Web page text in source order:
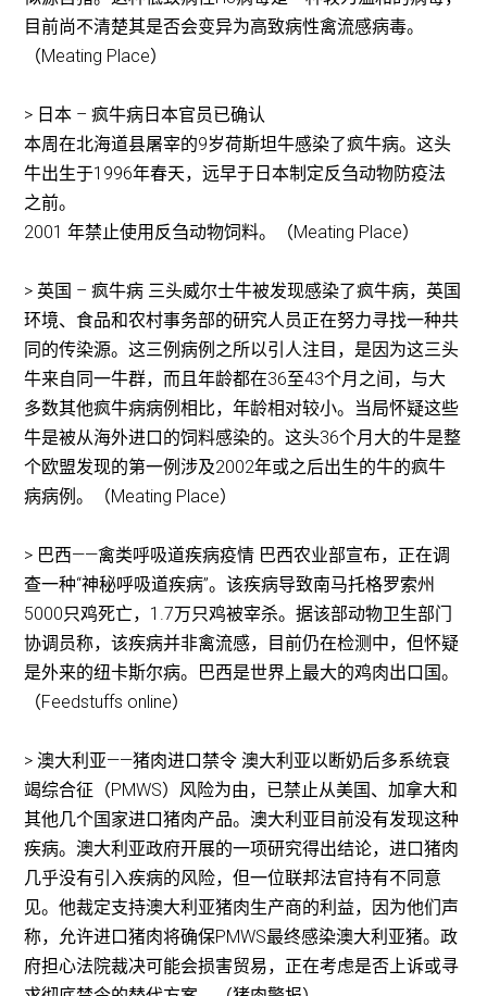
目前尚不清楚其是否会变异为高致病性禽流感病毒。
（Meating Place）
> 日本 – 疯牛病日本官员已确认
本周在北海道县屠宰的9岁荷斯坦牛感染了疯牛病。这头
牛出生于1996年春天，远早于日本制定反刍动物防疫法
之前。
2001 年禁止使用反刍动物饲料。（Meating Place）
> 英国 – 疯牛病 三头威尔士牛被发现感染了疯牛病，英国
环境、食品和农村事务部的研究人员正在努力寻找一种共
同的传染源。这三例病例之所以引人注目，是因为这三头
牛来自同一牛群，而且年龄都在36至43个月之间，与大
多数其他疯牛病病例相比，年龄相对较小。当局怀疑这些
牛是被从海外进口的饲料感染的。这头36个月大的牛是整
个欧盟发现的第一例涉及2002年或之后出生的牛的疯牛
病病例。（Meating Place）
> 巴西——禽类呼吸道疾病疫情 巴西农业部宣布，正在调
查一种“神秘呼吸道疾病”。该疾病导致南马托格罗索州
5000只鸡死亡，1.7万只鸡被宰杀。据该部动物卫生部门
协调员称，该疾病并非禽流感，目前仍在检测中，但怀疑
是外来的纽卡斯尔病。巴西是世界上最大的鸡肉出口国。
（Feedstuffs online）
> 澳大利亚——猪肉进口禁令 澳大利亚以断奶后多系统衰
竭综合征（PMWS）风险为由，已禁止从美国、加拿大和
其他几个国家进口猪肉产品。澳大利亚目前没有发现这种
疾病。澳大利亚政府开展的一项研究得出结论，进口猪肉
几乎没有引入疾病的风险，但一位联邦法官持有不同意
见。他裁定支持澳大利亚猪肉生产商的利益，因为他们声
称，允许进口猪肉将确保PMWS最终感染澳大利亚猪。政
府担心法院裁决可能会损害贸易，正在考虑是否上诉或寻